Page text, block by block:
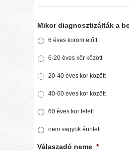
Mikor diagnosztizálták a
6 éves korom előtt
6-20 éves kör között
20-40 éves kor között
40-60 éves kor között
60 éves kor felett
nem vagyok érintett
Válaszadó neme *